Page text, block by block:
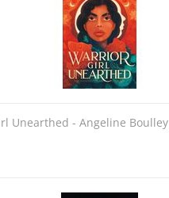
Unearthed - Angeline Boulley